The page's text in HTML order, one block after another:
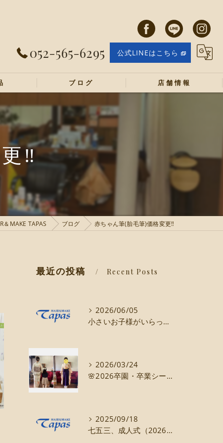
052-565-6295 公式LINEはこちら
ブログ 店舗情報
‼️
＆MAKE TAPAS ブログ 赤ちゃん筆(胎毛筆)価格変更‼️
最近の投稿 Recent Posts
2026/06/05
小さいお子様がいらっしゃるママパパ必見‼️
2026/03/24
🌸2026卒園・卒業シーズン🌸
2025/09/18
七五三、成人式（2026年1月）着付けのご予約まだ受け付けてます！